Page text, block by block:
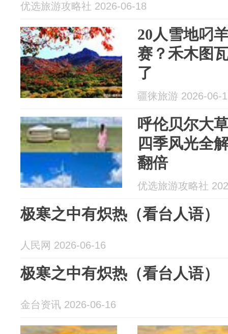
优选旅游攻略社 2026-06-18
20人雪地叼
赛？禾木图
了
疆徕旅游 2026-06-
呼伦贝尔大
四季风光全
翻倍
优选旅游攻略社
极寒之中有炽热（看台人语）
人民网 2026-06-16
极寒之中有炽热（看台人语）
金台资讯 2026-06-16